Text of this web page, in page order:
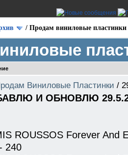
/ Продам виниловые пластинки
Виниловые Пластинки /
И ОБНОВЛЮ
ROUSSOS Forever And
240